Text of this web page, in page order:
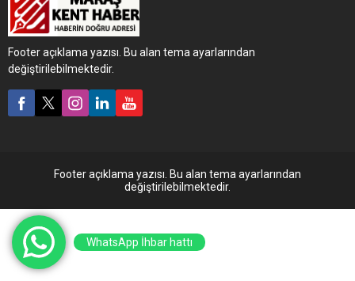
sürüyor.
Footer açıklama yazısı. Bu alan tema ayarlarından
değiştirilebilmektedir.
Footer açıklama yazısı. Bu alan tema ayarlarından
değiştirilebilmektedir.
WhatsApp İhbar hattı